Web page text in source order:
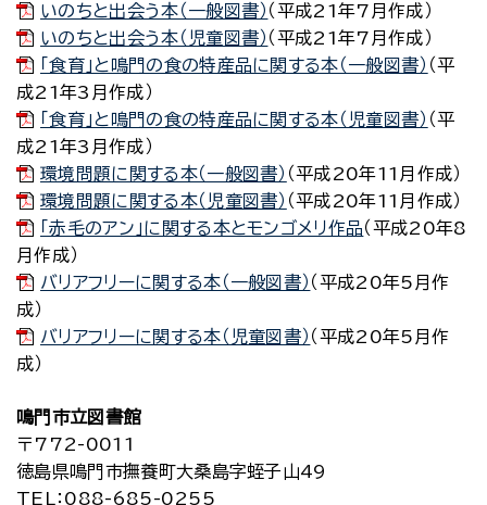
いのちと出会う本（一般図書） （平成21年7月作成）
いのちと出会う本（児童図書） （平成21年7月作成）
「食育」と鳴門の食の特産品に関する本（一般図書） （平
成21年3月作成）
「食育」と鳴門の食の特産品に関する本（児童図書） （平
成21年3月作成）
環境問題に関する本（一般図書） （平成20年11月作成）
環境問題に関する本（児童図書） （平成20年11月作成）
「赤毛のアン」に関する本とモンゴメリ作品（平成20年8
月作成）
バリアフリーに関する本（一般図書） （平成20年5月作
成）
バリアフリーに関する本（児童図書） （平成20年5月作
成）
鳴門市立図書館
〒772-0011
徳島県鳴門市撫養町大桑島字蛭子山49
TEL
：088-685-0255